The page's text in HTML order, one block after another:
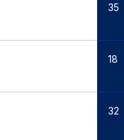
35
18
32